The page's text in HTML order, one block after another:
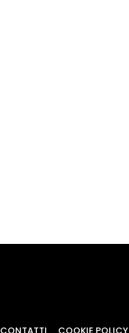
CONTATTI COOKIE POLICY